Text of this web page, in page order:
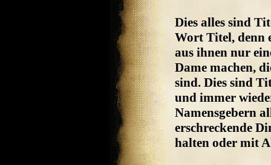
Dies alles sind
Wort Titel, denn
aus ihnen nur
Dame machen,
sind. Dies sind
und immer
Namensgebern
erschreckende
halten oder mit